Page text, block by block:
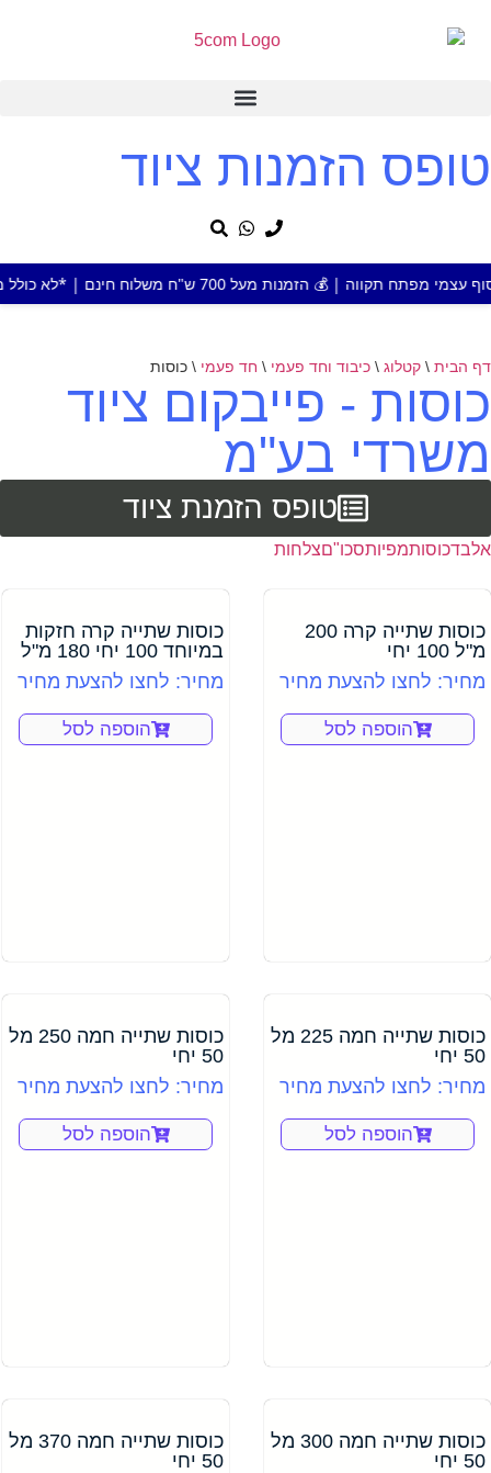
טופס הזמנות ציוד
מעל 700 ש"ח משלוח חינם | *לא כולל מוצר או אזור חריג
דף הבית \ קטלוג \ כיבוד וחד פעמי \ חד פעמי \ כוסות
כוסות - פייבקום ציוד
משרדי בע"מ
טופס הזמנת ציוד
אלבדכוסותמפיותסכו"םצלחות
כוסות שתייה קרה 200
מ"ל 100 יחי
מחיר: לחצו להצעת מחיר
הוספה לסל
כוסות שתייה קרה חזקות
במיוחד 100 יחי 180 מ"ל
מחיר: לחצו להצעת מחיר
הוספה לסל
כוסות שתייה חמה 225 מל
50 יחי
מחיר: לחצו להצעת מחיר
הוספה לסל
כוסות שתייה חמה 250 מל
50 יחי
מחיר: לחצו להצעת מחיר
הוספה לסל
כוסות שתייה חמה 300 מל
50 יחי
כוסות שתייה חמה 370 מל
50 יחי